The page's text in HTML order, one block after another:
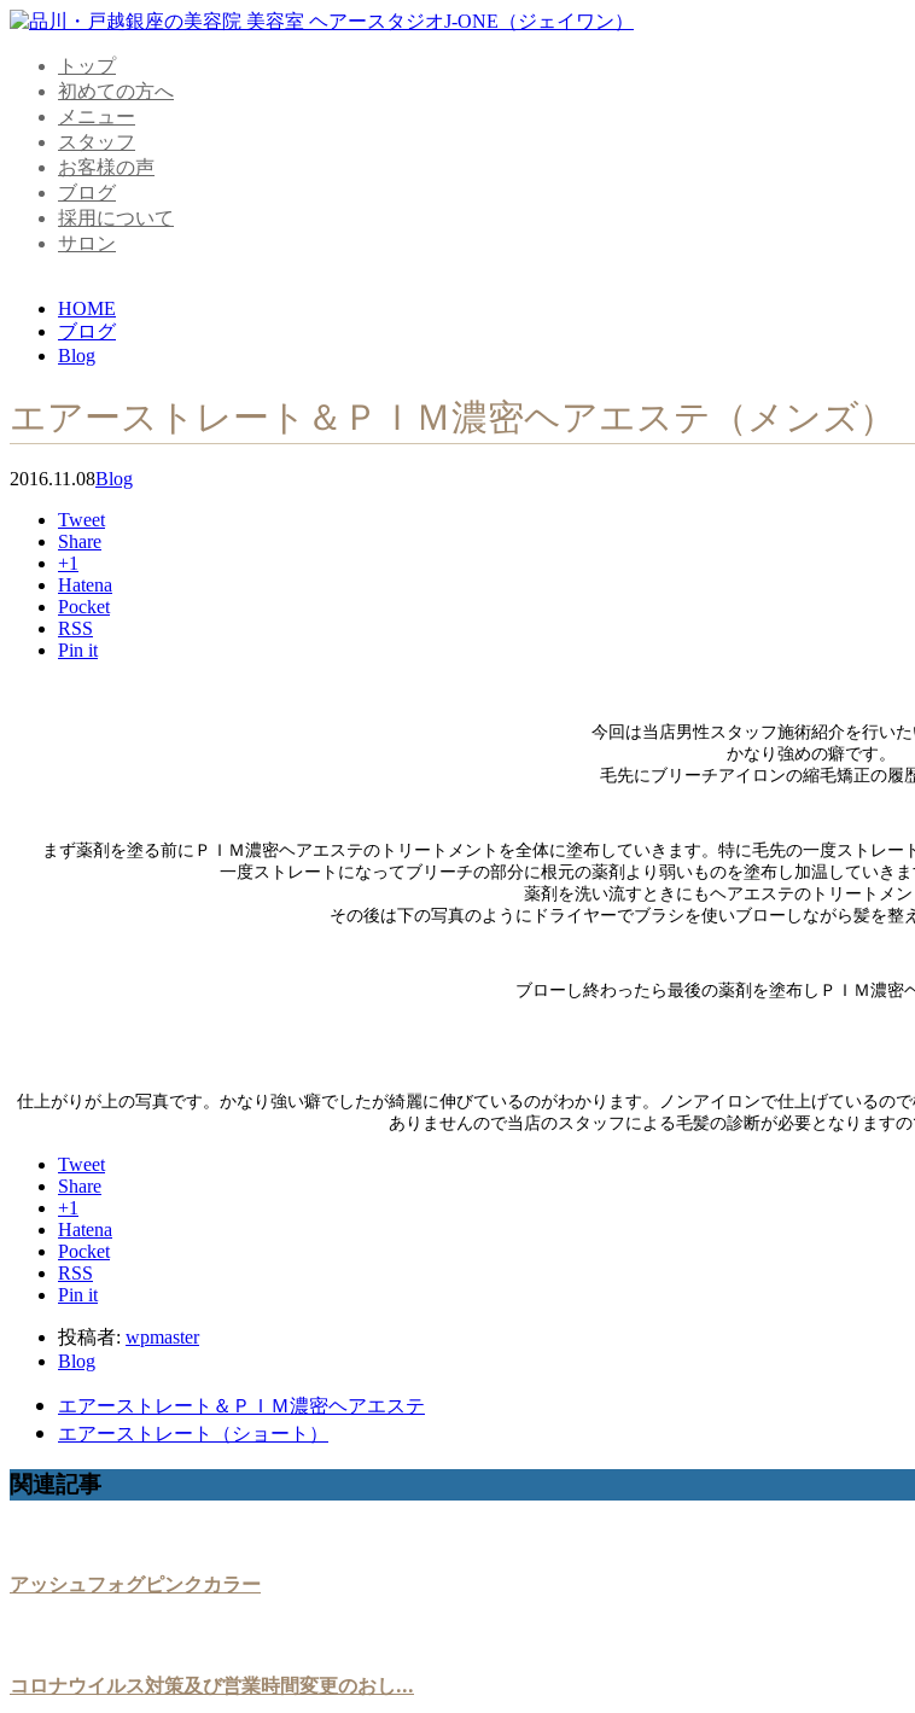
トップ
初めての方へ
メニュー
スタッフ
お客様の声
ブログ
採用について
サロン
HOME
ブログ
Blog
エアーストレート＆ＰＩＭ濃密ヘアエステ（メンズ）
2016.11.08Blog
Tweet
Share
+1
Hatena
Pocket
RSS
Pin it
今回は当店男性スタッフ施術紹介を行いた
かなり強めの癖です。
毛先にブリーチアイロンの縮毛矯正の履
まず薬剤を塗る前にＰＩＭ濃密ヘアエステのトリートメントを全体に塗布していきます。特に毛先の一度ストレ
一度ストレートになってブリーチの部分に根元の薬剤より弱いものを塗布し加温していき
薬剤を洗い流すときにもヘアエステのトリートメ
その後は下の写真のようにドライヤーでブラシを使いブローしながら髪を整
ブローし終わったら最後の薬剤を塗布しＰＩＭ濃密
仕上がりが上の写真です。かなり強い癖でしたが綺麗に伸びているのがわかります。ノンアイロンで仕上げている
ありませんので当店のスタッフによる毛髪の診断が必要となります
Tweet
Share
+1
Hatena
Pocket
RSS
Pin it
投稿者: wpmaster
Blog
エアーストレート＆ＰＩＭ濃密ヘアエステ
エアーストレート（ショート）
関連記事
アッシュフォグピンクカラー
コロナウイルス対策及び営業時間変更のおし...